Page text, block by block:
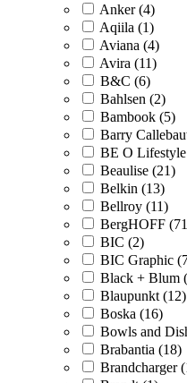
Anker (4)
Aqiila (1)
Aviana (4)
Avira (11)
B&C (6)
Bahlsen (2)
Bambook (5)
Barry
BE O
Beaulise (21)
Belkin (13)
Bellroy (11)
BergHOFF
BIC (2)
BIC Graphic
Black + Blum
Blaupunkt (12)
Boska (16)
Bowls and
Brabantia (18)
Brandcharger